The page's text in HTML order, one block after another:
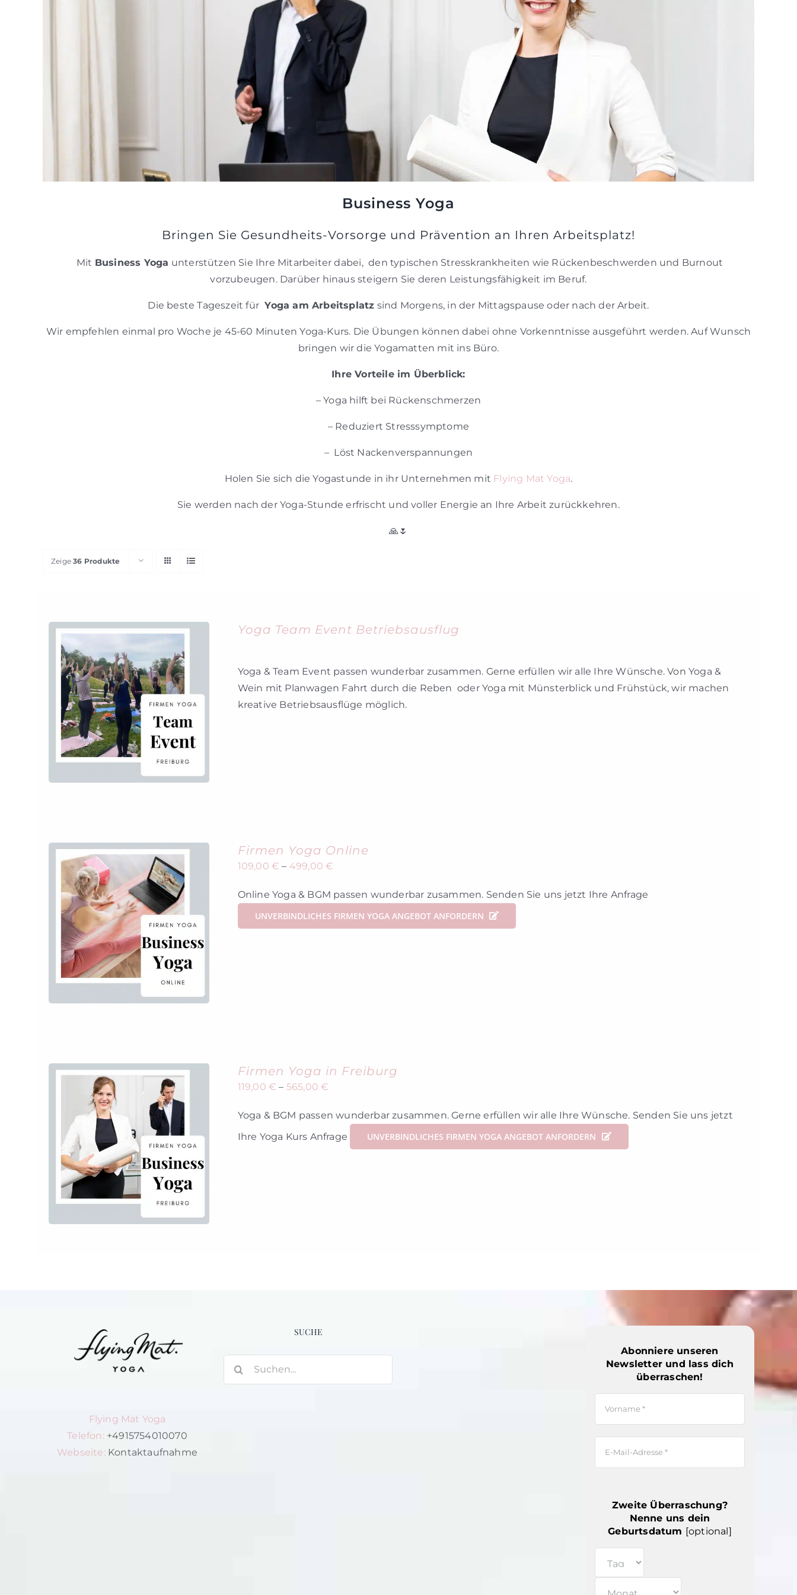
Business Yoga
Bringen Sie Gesundheits-Vorsorge und Prävention an Ihren Arbeitsplatz!
Mit Business Yoga unterstützen Sie Ihre Mitarbeiter dabei, den typischen Stresskrankheiten wie Rückenbeschwerden und Burnout
vorzubeugen. Darüber hinaus steigern Sie deren Leistungsfähigkeit im Beruf.
Die beste Tageszeit für Yoga am Arbeitsplatz sind Morgens, in der Mittagspause oder nach der Arbeit.
Wir empfehlen einmal pro Woche je 45-60 Minuten Yoga-Kurs. Die Übungen können dabei ohne Vorkenntnisse ausgeführt werden. Auf Wunsch
bringen wir die Yogamatten mit ins Büro.
Ihre Vorteile im Überblick:
– Yoga hilft bei Rückenschmerzen
– Reduziert Stresssymptome
– Löst Nackenverspannungen
Holen Sie sich die Yogastunde in ihr Unternehmen mit Flying Mat Yoga.
Sie werden nach der Yoga-Stunde erfrischt und voller Energie an Ihre Arbeit zurückkehren.
🙏🌷
Zeige36 Produkte
Yoga Team Event Betriebsausflug
Yoga & Team Event passen wunderbar zusammen. Gerne erfüllen wir alle Ihre Wünsche. Von Yoga &
Wein mit Planwagen Fahrt durch die Reben oder Yoga mit Münsterblick und Frühstück, wir machen
kreative Betriebsausflüge möglich.
DIESES
WEIST
MEHRERE
VARIANTEN
DIE
WERDEN
Firmen Yoga Online
109,00 € – 499,00€
Online Yoga & BGM passen wunderbar zusammen. Senden Sie uns jetzt Ihre Anfrage
UNVERBINDLICHES FIRMEN YOGA ANGEBOT ANFORDERN
PRODUKT
WEIST
MEHRERE
AUF.
DIE
Firmen Yoga in Freiburg
119,00 € – 565,00€
Yoga & BGM passen wunderbar zusammen. Gerne erfüllen wir alle Ihre Wünsche. Senden Sie uns jetzt
Ihre Yoga Kurs Anfrage
UNVERBINDLICHES FIRMEN YOGA ANGEBOT ANFORDERN
Flying Mat Yoga
Telefon: +4915754010070
Webseite: Kontaktaufnahme
SUCHE
Abonniere unseren
Newsletter und lass dich
überraschen!
Zweite Überraschung?
Nenne uns dein
Geburtsdatum [optional]